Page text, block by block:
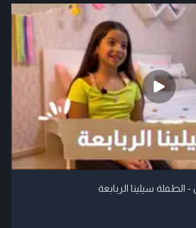
الطفلة سيلينا الربابعة